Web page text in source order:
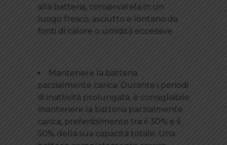
alla batteria, conservatela in un
luogo fresco, asciutto e lontano da
fonti di calore o umidità eccessive.
Mantenere la batteria
parzialmente carica: Durante i periodi
di inattività prolungata, è consigliabile
mantenere la batteria parzialmente
carica, preferibilmente tra il 30% e il
50% della sua capacità totale. Una